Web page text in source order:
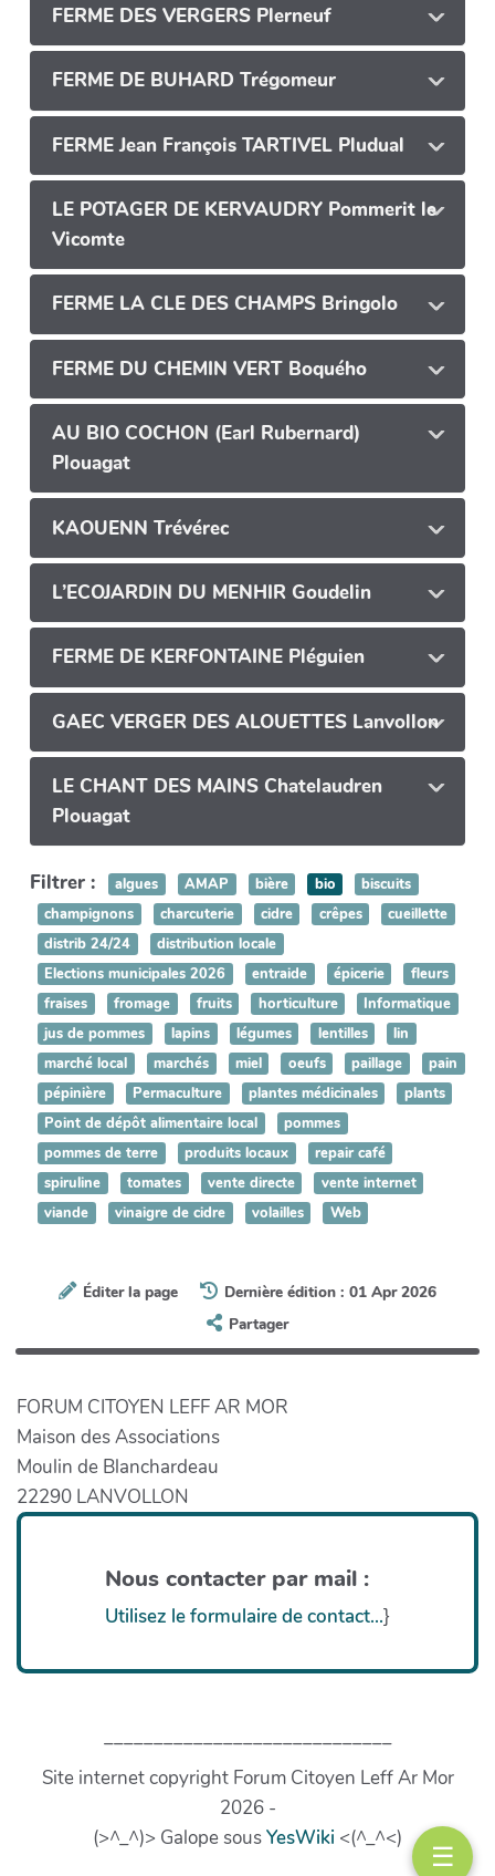
☰
FERME DES VERGERS Plerneuf
FERME DE BUHARD Trégomeur
FERME Jean François TARTIVEL Pludual
LE POTAGER DE KERVAUDRY Pommerit le
Vicomte
FERME LA CLE DES CHAMPS Bringolo
FERME DU CHEMIN VERT Boquého
AU BIO COCHON (Earl Rubernard)
Plouagat
KAOUENN Trévérec
L’ECOJARDIN DU MENHIR Goudelin
FERME DE KERFONTAINE Pléguien
GAEC VERGER DES ALOUETTES Lanvollon
LE CHANT DES MAINS Chatelaudren
Plouagat
Filtrer : algues AMAP bière bio
biscuits
champignons
charcuterie cidre crêpes
cueillette
distrib 24/24
distribution locale
Elections municipales 2026
entraide épicerie
fleurs
fraises
fromage fruits horticulture
Informatique
jus de pommes
lapins légumes lentilles
lin
marché local
marchés miel oeufs paillage
pain
pépinière
Permaculture plantes médicinales
plants
Point de dépôt alimentaire local
pommes
pommes de terre
produits locaux
repair café
spiruline
tomates vente directe
vente internet
viande
vinaigre de cidre volailles Web
Éditer la page
Dernière édition : 01 Apr 2026
Partager
FORUM CITOYEN LEFF AR MOR
Maison des Associations
Moulin de Blanchardeau
22290 LANVOLLON
Nous contacter par mail :
Utilisez le formulaire de contact...}
_____________________________
Site internet copyright Forum Citoyen Leff Ar Mor
2026 -
(>^_^)> Galope sousYesWiki <(^_^<)